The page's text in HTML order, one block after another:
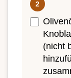
(nicht